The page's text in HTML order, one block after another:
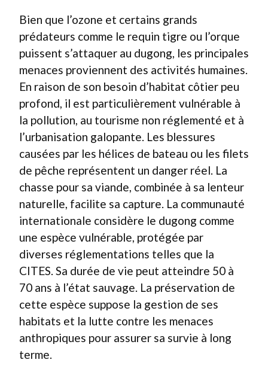
Bien que l’ozone et certains grands
prédateurs comme le requin tigre ou l’orque
puissent s’attaquer au dugong, les principales
menaces proviennent des activités humaines.
En raison de son besoin d’habitat côtier peu
profond, il est particulièrement vulnérable à
la pollution, au tourisme non réglementé et à
l’urbanisation galopante. Les blessures
causées par les hélices de bateau ou les filets
de pêche représentent un danger réel. La
chasse pour sa viande, combinée à sa lenteur
naturelle, facilite sa capture. La communauté
internationale considère le dugong comme
une espèce vulnérable, protégée par
diverses réglementations telles que la
CITES. Sa durée de vie peut atteindre 50 à
70 ans à l’état sauvage. La préservation de
cette espèce suppose la gestion de ses
habitats et la lutte contre les menaces
anthropiques pour assurer sa survie à long
terme.